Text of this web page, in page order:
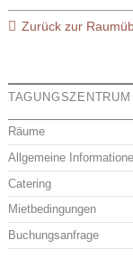
Zurück zur
TAGUNGSZENTRUM
Räume
Allgemeine
Catering
Mietbedingungen
Buchungsanfrage